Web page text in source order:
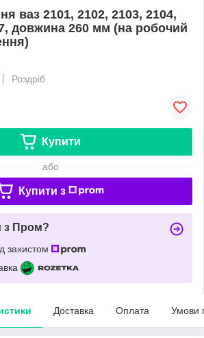
ваз 2101, 2102, 2103, 2104,
довжина 260 мм (на робочий
Роздріб
Купити
або
Купити з
з Пром?
захистом
Доставка Оплата Умови